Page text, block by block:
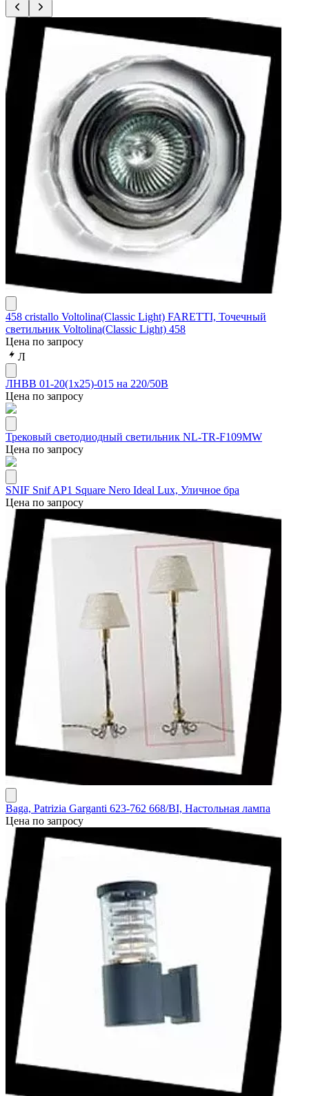
458 cristallo Voltolina(Classic Light) FARETTI, Точечный
светильник Voltolina(Classic Light) 458
Цена по запросу
Л
ЛНВВ 01-20(1х25)-015 на 220/50В
Цена по запросу
Трековый светодиодный светильник NL-TR-F109MW
Цена по запросу
SNIF Snif AP1 Square Nero Ideal Lux, Уличное бра
Цена по запросу
Baga, Patrizia Garganti 623-762 668/BI, Настольная лампа
Цена по запросу